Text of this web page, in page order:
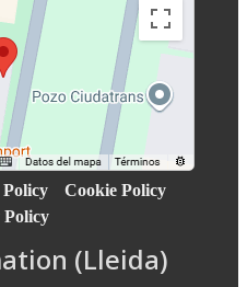
Cookie Policy
(Lleida)